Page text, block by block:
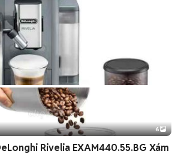
+2
6
Rivelia EXAM440.55.BG Xám